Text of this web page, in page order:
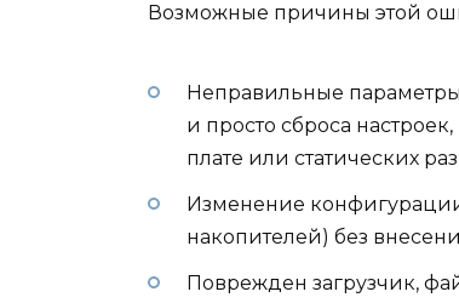
Возможные причины этой
Неправильные параметры
и просто сброса
плате или статических
Изменение
накопителей) без
Поврежден загрузчик,